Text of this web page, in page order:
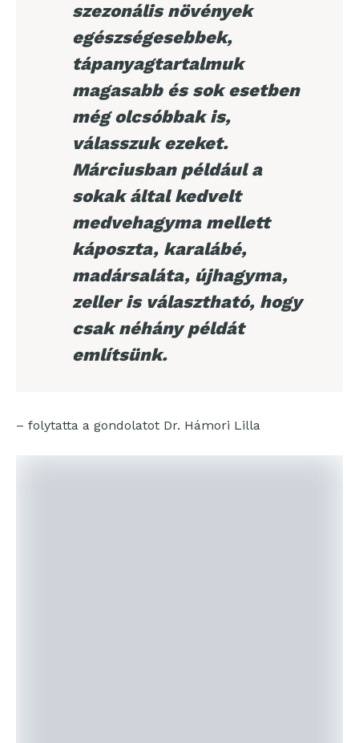
szezonális növények
egészségesebbek,
tápanyagtartalmuk
magasabb és sok esetben
még olcsóbbak is,
válasszuk ezeket.
Márciusban például a
sokak által kedvelt
medvehagyma mellett
káposzta, karalábé,
madársaláta, újhagyma,
zeller is választható, hogy
csak néhány példát
említsünk.
– folytatta a gondolatot Dr. Hámori Lilla